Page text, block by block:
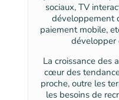
sociaux, TV
développement
paiement mobile,
développer
La croissance des
cœur des
proche, outre les
les besoins de